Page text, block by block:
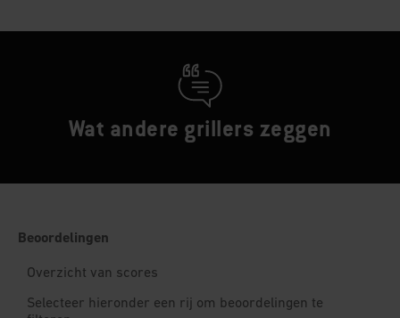
Wat andere grillers zeggen